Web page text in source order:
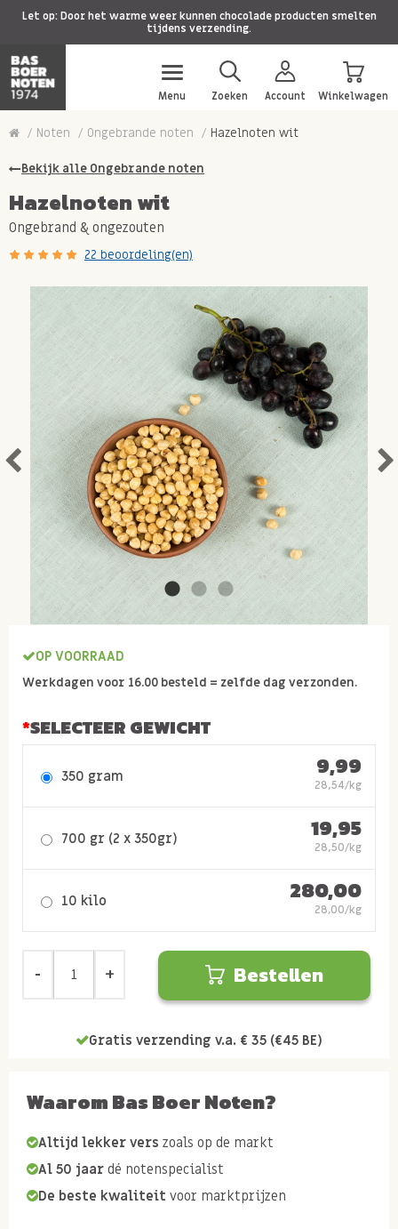
Let op: Door het warme weer kunnen chocolade producten smelten
tijdens verzending.
Menu Zoeken Account Winkelwagen
Noten Ongebrande noten Hazelnoten wit
Bekijk alle Ongebrande noten
Hazelnoten wit
Ongebrand & ongezouten
22 beoordeling(en)
OP VOORRAAD
Werkdagen voor 16.00 besteld = zelfde dag verzonden.
SELECTEER GEWICHT
350 gram 9,99
28,54/kg
700 gr (2 x 350gr) 19,95
28,50/kg
10 kilo 280,00
28,00/kg
Bestellen
Gratis verzending v.a. € 35 (€45 BE)
Waarom Bas Boer Noten?
Altijd lekker vers zoals op de markt
Al 50 jaar dé notenspecialist
De beste kwaliteit voor marktprijzen